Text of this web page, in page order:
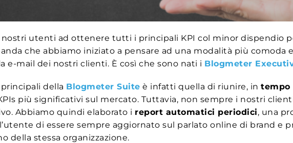
nostri utenti ad ottenere tutti i principali KPI col minor dispendio
che abbiamo iniziato a pensare ad una modalità più comoda
e-mail dei nostri clienti. È così che sono nati i Blogmeter
della Blogmeter Suite è infatti quella di riunire, intempo
più significativi sul mercato. Tuttavia, non sempre i nostri
Abbiamo quindi elaborato i report automatici periodici, una
di essere sempre aggiornato sul parlato online di brand e
della stessa organizzazione.